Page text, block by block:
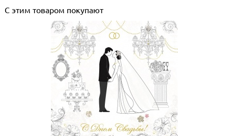
С этим товаром покупают